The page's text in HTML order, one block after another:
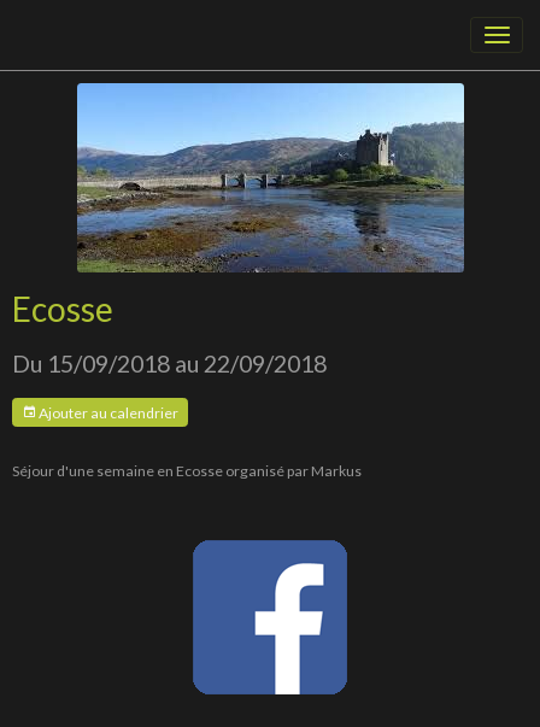
Ecosse
Du 15/09/2018 au 22/09/2018
Ajouter au calendrier
Séjour d'une semaine en Ecosse organisé par Markus